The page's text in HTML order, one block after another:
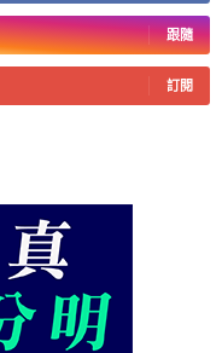
跟隨
訂閱